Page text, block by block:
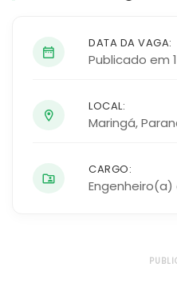
DATA DA VAGA:
Publicado em
LOCAL:
Maringá,
CARGO:
Engenheiro(a)